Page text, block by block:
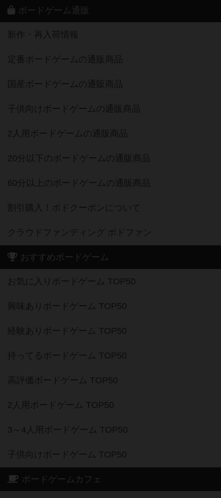
ボードゲーム通販
新作・再入荷情報
定番ボードゲームの通販商品
国産ボードゲームの通販商品
子供向けボードゲームの通販商品
2人用ボードゲームの通販商品
20分以下のボードゲームの通販商品
60分以上のボードゲームの通販商品
割引購入！ボドクーポンについて
クラウドファンディング ボドファン
おすすめボードゲーム
お気に入りボードゲーム TOP50
興味ありボードゲーム TOP50
経験ありボードゲーム TOP50
持ってるボードゲーム TOP50
高評価ボードゲーム TOP50
2人用ボードゲーム TOP50
3～4人用ボードゲーム TOP50
子供向けボードゲーム TOP50
ボードゲームカフェ